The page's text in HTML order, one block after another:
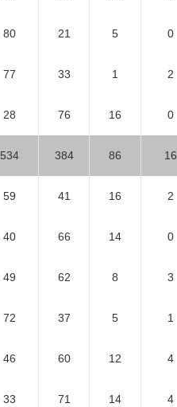
80 21 5 0
77 33 1 2
28 76 16 0
534 384 86 16
59 41 16 2
40 66 14 0
49 62 8 3
72 37 5 1
46 60 12 4
33 71 14 4